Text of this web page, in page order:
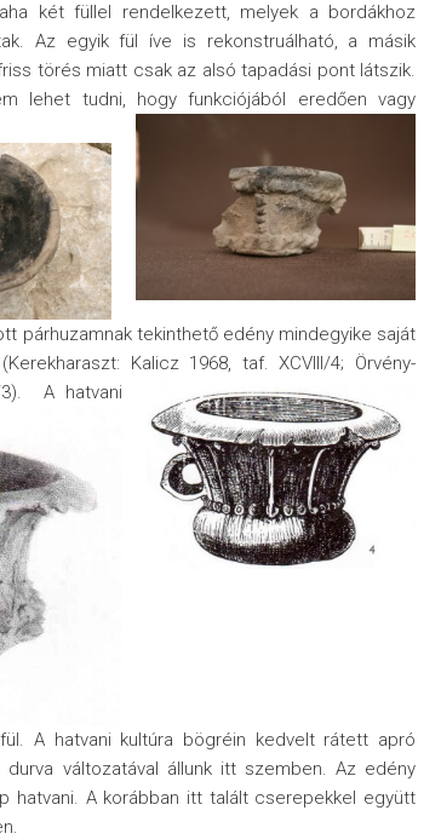
két füllel rendelkezett, melyek a bordákhoz
Az egyik fül íve is rekonstruálható, a másik
törés miatt csak az alsó tapadási pont látszik.
lehet tudni, hogy funkciójából eredően vagy
párhuzamnak tekinthető edény mindegyike saját
Kalicz 1968, taf. XCVIII/4; Örvény-
A hatvani
A hatvani kultúra bögréin kedvelt rátett apró
változatával állunk itt szemben. Az edény
hatvani. A korábban itt talált cserepekkel együtt